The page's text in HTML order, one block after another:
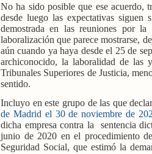
No ha sido posible que ese acuerdo,
desde luego las expectativas siguen
demostrada en las reuniones por
laboralización que parece mostrarse,
aún cuando ya haya desde el 25 de
archiconocido, la laboralidad de las
Tribunales Superiores de Justicia,
sentido.
Incluyo en este grupo de las que
de Madrid el 30 de noviembre de
dicha empresa contra la
sentencia
junio de 2020 en el procedimiento
Seguridad Social, que estimó la